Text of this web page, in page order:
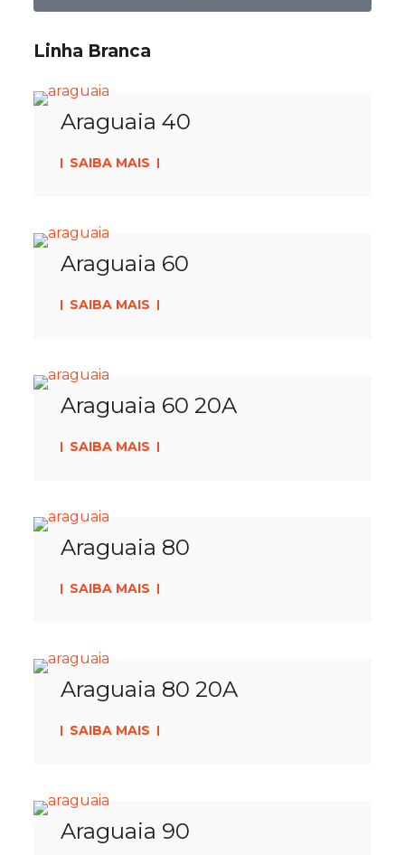
Linha Branca
Araguaia 40
SAIBA MAIS
Araguaia 60
SAIBA MAIS
Araguaia 60 20A
SAIBA MAIS
Araguaia 80
SAIBA MAIS
Araguaia 80 20A
SAIBA MAIS
Araguaia 90